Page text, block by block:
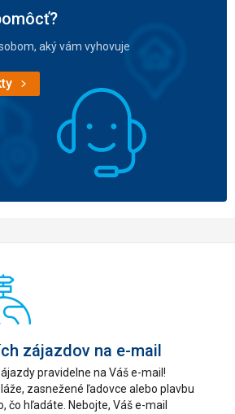
aký vám vyhovuje
zájazdov na e-mail
pravidelne na Váš e-mail!
zasnežené ľadovce alebo plavbu
čo hľadáte. Nebojte, Váš e-mail